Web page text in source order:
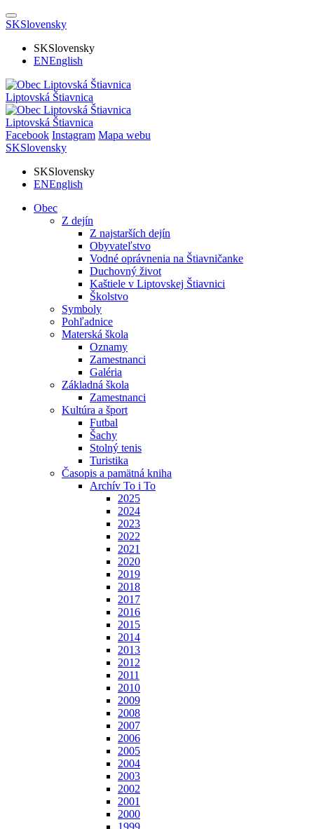
SKSlovensky
SKSlovensky
ENEnglish
Liptovská Štiavnica
Liptovská Štiavnica
Facebook Instagram Mapa webu
SKSlovensky
SKSlovensky
ENEnglish
Obec
Z dejín
Z najstarších dejín
Obyvateľstvo
Vodné oprávnenia na Štiavničanke
Duchovný život
Kaštiele v Liptovskej Štiavnici
Školstvo
Symboly
Pohľadnice
Materská škola
Oznamy
Zamestnanci
Galéria
Základná škola
Zamestnanci
Kultúra a šport
Futbal
Šachy
Stolný tenis
Turistika
Časopis a pamätná kniha
Archív To i To
2025
2024
2023
2022
2021
2020
2019
2018
2017
2016
2015
2014
2013
2012
2011
2010
2009
2008
2007
2006
2005
2004
2003
2002
2001
2000
1999